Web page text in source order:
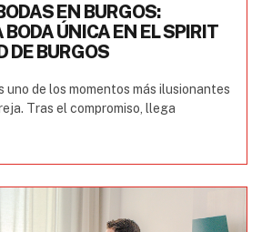
EN BURGOS:
ÚNICA EN EL SPIRIT
DE BURGOS
uno de los momentos más ilusionantes
Tras el compromiso, llega